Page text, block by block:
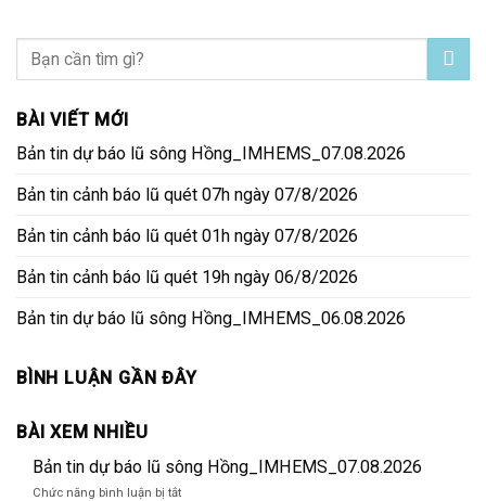
BÀI VIẾT MỚI
Bản tin dự báo lũ sông Hồng_IMHEMS_07.08.2026
Bản tin cảnh báo lũ quét 07h ngày 07/8/2026
Bản tin cảnh báo lũ quét 01h ngày 07/8/2026
Bản tin cảnh báo lũ quét 19h ngày 06/8/2026
Bản tin dự báo lũ sông Hồng_IMHEMS_06.08.2026
BÌNH LUẬN GẦN ĐÂY
BÀI XEM NHIỀU
Bản tin dự báo lũ sông Hồng_IMHEMS_07.08.2026
Chức năng bình luận bị tắtở